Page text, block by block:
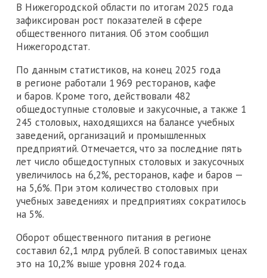
В Нижегородской области по итогам 2025 года
зафиксирован рост показателей в сфере
общественного питания. Об этом сообщил
Нижегородстат.
По данным статистиков, на конец 2025 года
в регионе работали 1 969 ресторанов, кафе
и баров. Кроме того, действовали 482
общедоступные столовые и закусочные, а также 1
245 столовых, находящихся на балансе учебных
заведений, организаций и промышленных
предприятий. Отмечается, что за последние пять
лет число общедоступных столовых и закусочных
увеличилось на 6,2%, ресторанов, кафе и баров —
на 5,6%. При этом количество столовых при
учебных заведениях и предприятиях сократилось
на 5%.
Оборот общественного питания в регионе
составил 62,1 млрд рублей. В сопоставимых ценах
это на 10,2% выше уровня 2024 года.